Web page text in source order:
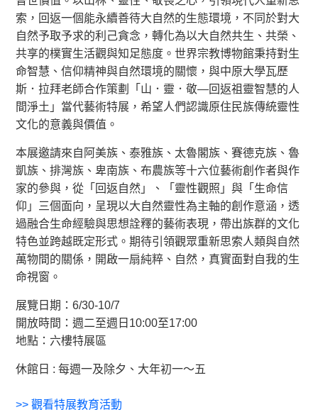
索，回返一個能永續善待大自然的生態環境，不同於對大
自然予取予求的利己貪念，轉化為以大自然共生、共榮、
共享的樸實生活觀與知足態度。世界宗教博物館秉持對生
命智慧、信仰精神與自然環境的關懷，與中原大學瓦歷
斯．拉拜老師合作策劃「山．靈．敬—回返祖靈智慧的人
間淨土」當代藝術特展，希望人們認識原住民族傳統靈性
文化的意義與價值。
本展邀請來自阿美族、泰雅族、太魯閣族、賽德克族、魯
凱族、排灣族、卑南族、布農族等十六位藝術創作者與作
家的參與，從「回返自然」、「靈性觀照」與「生命信
仰」三個面向，呈現以大自然靈性為主軸的創作意涵，透
過融合生命經驗與思想詮釋的藝術表現，帶出族群的文化
特色並跨越既定形式。期待引領觀眾重新思索人類與自然
萬物間的關係，開啟一扇純粹、自然，真實面對自我的生
命視窗。
展覽日期：6/30-10/7
開放時間：週二至週日10:00至17:00
地點：六樓特展區
休館日 : 每週一及除夕、大年初一～五
>> 觀看特展教育活動